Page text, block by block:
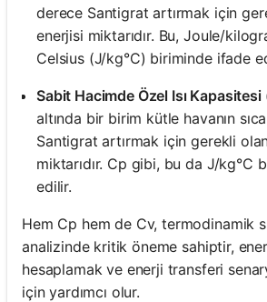
derece Santigrat artırmak için
enerjisi miktarıdır. Bu, Joule/
Celsius (J/kg°C) biriminde ifade
Sabit Hacimde Özel Isı Kapasitesi
altında bir birim kütle havanın
Santigrat artırmak için gerekli olan
miktarıdır. Cp gibi, bu da J/kg°C
edilir.
Hem Cp hem de Cv, termodinamik
analizinde kritik öneme sahiptir,
hesaplamak ve enerji transferi
için yardımcı olur.